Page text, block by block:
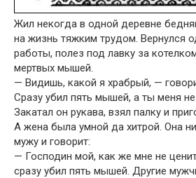
Жил некогда в одной деревне
на жизнь тяжким трудом. Вернулся
работы, полез под лавку за
мертвых мышей.
— Видишь, какой я храбрый, —
Сразу убил пять мышей, а ты меня
Закатал он рукава, взял палку и
А жена была умной да хитрой. Она
мужу и говорит:
— Господин мой, как же мне не
сразу убил пять мышей. Другие